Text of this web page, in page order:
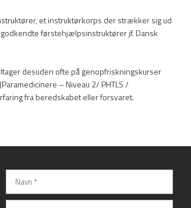
et instruktørkorps der strækker sig ud
førstehjælpsinstruktører jf. Dansk
desuden ofte på genopfriskningskurser
– Niveau 2/ PHTLS /
fra beredskabet eller forsvaret.​​